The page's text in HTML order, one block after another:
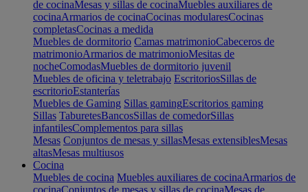
de cocinaMesas y sillas de cocinaMuebles auxiliares de
cocinaArmarios de cocinaCocinas modularesCocinas
completasCocinas a medida
Muebles de dormitorio Camas matrimonioCabeceros de
matrimonioArmarios de matrimonioMesitas de
nocheComodasMuebles de dormitorio juvenil
Muebles de oficina y teletrabajo EscritoriosSillas de
escritorioEstanterías
Muebles de Gaming Sillas gamingEscritorios gaming
Sillas TaburetesBancosSillas de comedorSillas
infantilesComplementos para sillas
Mesas Conjuntos de mesas y sillasMesas extensiblesMesas
altasMesas multiusos
Cocina
Muebles de cocina Muebles auxiliares de cocinaArmarios de
cocinaConjuntos de mesas y sillas de cocinaMesas de